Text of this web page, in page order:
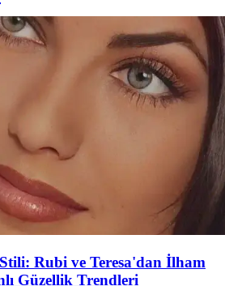
Rubi ve Teresa'dan İlham
Güzellik Trendleri